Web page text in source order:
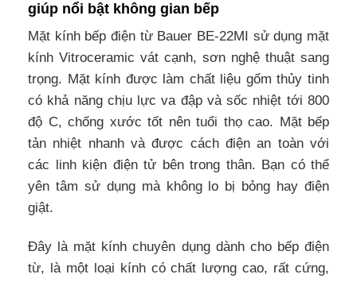
giúp nổi bật không gian bếp
Mặt kính bếp điện từ Bauer BE-22MI sử dụng mặt
kính Vitroceramic vát cạnh, sơn nghệ thuật sang
trọng. Mặt kính được làm chất liệu gốm thủy tinh
có khả năng chịu lực va đập và sốc nhiệt tới 800
độ C, chống xước tốt nên tuổi thọ cao. Mặt bếp
tản nhiệt nhanh và được cách điện an toàn với
các linh kiện điện tử bên trong thân. Bạn có thể
yên tâm sử dụng mà không lo bị bỏng hay điện
giật.
Đây là mặt kính chuyên dụng dành cho bếp điện
từ, là một loại kính có chất lượng cao, rất cứng,